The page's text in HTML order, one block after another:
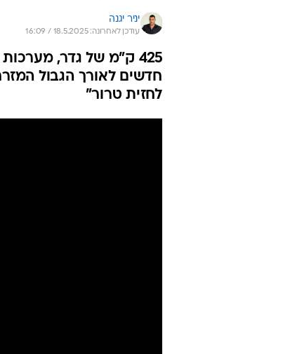
יניר יגנה
עודכן לאחרונה: 18.5.2025 / 16:09
425 ק"מ של גדר,
חדשים לאורך הגבול
לחזית טרור"